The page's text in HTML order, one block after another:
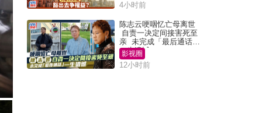
4小时前
陈志云哽咽忆亡母离世
自责一决定间接害死至
亲 未完成「最后通话」
一生遗憾
影视圈
12小时前